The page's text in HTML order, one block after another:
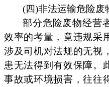
(四)非法运输危险废
部分危险废物经营
效率的考量，竟违规采
涉及司机对法规的无视
患无法得到有效保障。
事故或环境损害，往往